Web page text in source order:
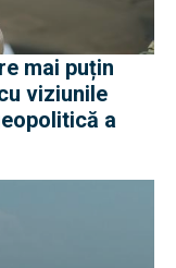
mai puțin
viziunile
a